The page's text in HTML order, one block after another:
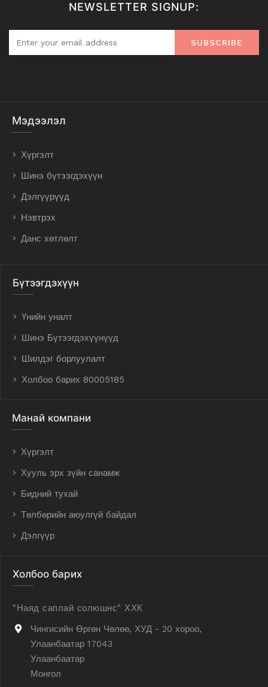
NEWSLETTER SIGNUP:
SUBSCRIBE
Мэдээлэл
Хүргэлт
Шинэ бүтээгдэхүүн
Дэлгүүрүүд
Нэвтрэх
Данс хөтлөлт
Бүтээгдэхүүн
Үнийн уналт
Шинэ Бүтээгдэхүүнүүд
Шилдэг борлуулалт
Холбоо барих 80005185
Манай компани
Хүргэлт
Хууль эрх зүйн санамж
Бидний тухай
Төлбөрийн аюулгүй байдал
Дэлгүүр
Холбоо барих
"Наяд саплай солюшнс" ХХК
Чингисийн Өргөн Чөлөө, ХУД - 20 хороо,
Улаанбаатар 17043
Улаанбаатар
Монгол